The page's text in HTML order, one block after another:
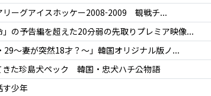
リーグアイスホッケー2008-2009 観戦チ...
」の予告編を超えた20分弱の先取りプレミア映像...
29～妻が突然18才？～」韓国オリジナル版ノ...
きた珍島犬ペック 韓国・忠犬ハチ公物語
す少年